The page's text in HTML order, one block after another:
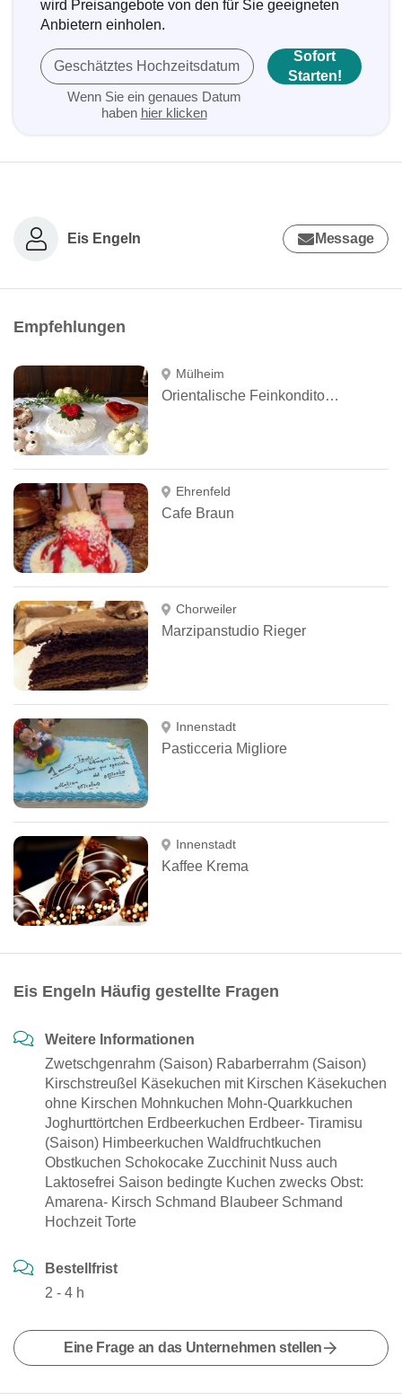
wird Preisangebote von den für Sie geeigneten
Anbietern einholen.
Geschätztes Hochzeitsdatum
Wenn Sie ein genaues Datum
haben hier klicken
Sofort
Starten!
Eis Engeln Message
Empfehlungen
Mülheim
Orientalische Feinkonditorei Hasan Özdağ
Ehrenfeld
Cafe Braun
Chorweiler
Marzipanstudio Rieger
Innenstadt
Pasticceria Migliore
Innenstadt
Kaffee Krema
Eis Engeln Häufig gestellte Fragen
Weitere Informationen
Zwetschgenrahm (Saison) Rabarberrahm (Saison)
Kirschstreußel Käsekuchen mit Kirschen Käsekuchen
ohne Kirschen Mohnkuchen Mohn-Quarkkuchen
Joghurttörtchen Erdbeerkuchen Erdbeer- Tiramisu
(Saison) Himbeerkuchen Waldfruchtkuchen
Obstkuchen Schokocake Zucchinit Nuss auch
Laktosefrei Saison bedingte Kuchen zwecks Obst:
Amarena- Kirsch Schmand Blaubeer Schmand
Hochzeit Torte
Bestellfrist
2 - 4 h
Eine Frage an das Unternehmen stellen